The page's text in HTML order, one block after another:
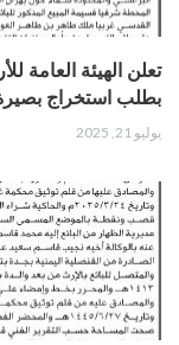
تعلن الهيئة العامة
بطلب استخراج
يوليو 21, 2025